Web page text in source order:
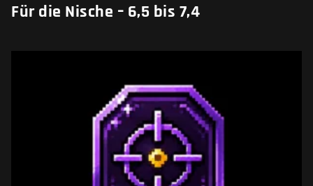
Für die Nische – 6,5 bis 7,4